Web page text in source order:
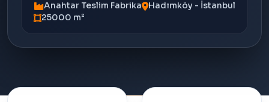
Anahtar Teslim Fabrika
Hadımköy - İstanbul
25000 m²